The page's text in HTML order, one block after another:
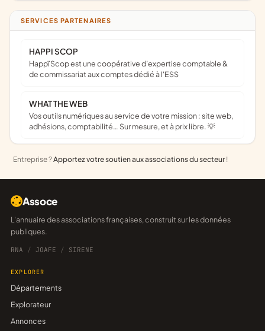
SERVICES PARTENAIRES
HAPPI SCOP
Happï Scop est une coopérative d’expertise comptable &
de commissariat aux comptes dédié à l'ESS
WHAT THE WEB
Vos outils numériques au service de votre mission : site web,
adhésions, comptabilité… Sur mesure, et à prix libre. 💡
Entreprise ?Apportez votre soutien aux associations du secteur !
Assoce
L'annuaire des associations françaises, construit sur les données
publiques.
RNA / JOAFE / SIRENE
EXPLORER
Départements
Explorateur
Annonces